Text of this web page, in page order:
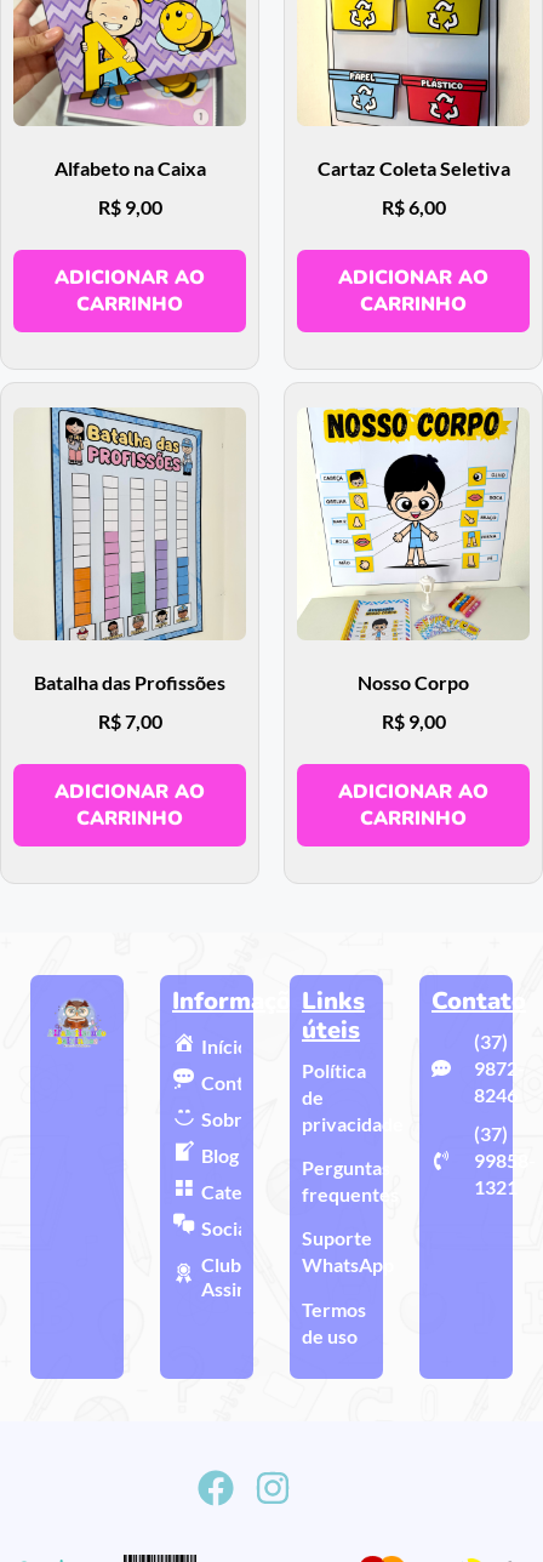
Alfabeto na Caixa
R$9,00
ADICIONAR AO
CARRINHO
Cartaz Coleta Seletiva
R$6,00
ADICIONAR AO
CARRINHO
Batalha das Profissões
R$7,00
ADICIONAR AO
CARRINHO
Nosso Corpo
R$9,00
ADICIONAR AO
CARRINHO
Informações
Início
Contato
Sobre
Blog
Categorias
Sociais
Clube de
Assinatura
Links
úteis
Política
de
privacidade
Perguntas
frequentes
Suporte
WhatsApp
Termos
de uso
Contato
(37)
9872-
8246
(37)
99858-
1321